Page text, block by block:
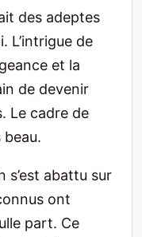
des adeptes
L’intrigue de
et la
de devenir
Le cadre de
beau.
s’est abattu sur
ont
part. Ce